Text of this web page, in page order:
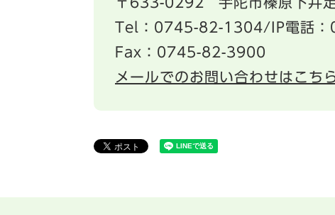
Tel：0745-82-1304/IP電話
Fax：0745-82-3900
メールでのお問い合わせはこち